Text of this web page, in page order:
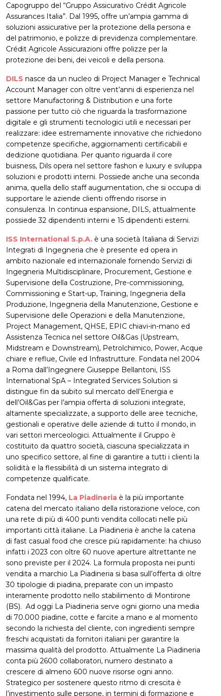
Capogruppo del “Gruppo Assicurativo Crédit Agricole
Assurances Italia”. Dal 1995, offre un’ampia gamma di
soluzioni assicurative per la protezione della persona e
del patrimonio, e polizze di previdenza complementare.
Crédit Agricole Assicurazioni offre polizze per la
protezione dei beni, dei veicoli e della persona.
DILS nasce da un nucleo di Project Manager e Technical
Account Manager con oltre vent’anni di esperienza nel
settore Manufactoring & Distribution e una forte
passione per tutto ciò che riguarda la trasformazione
digitale e gli strumenti tecnologici utili e necessari per
realizzare: idee estremamente innovative che richiedono
competenze specifiche, aggiornamenti certificabili e
dedizione quotidiana. Per quanto riguarda il core
buisness, Dils opera nel settore fashon e luxury e sviluppa
soluzioni e prodotti interni. Possiede anche una seconda
anima, quella dello staff augumentation, che si occupa di
supportare le aziende clienti offrendo risorse in
consulenza. In continua espansione, DILS, attualmente
possiede 32 dipendenti interni e 15 dipendenti esterni.
ISS International S.p.A. è una società Italiana di Servizi
Integrati di Ingegneria che è presente ed opera in
ambito nazionale ed internazionale fornendo Servizi di
Ingegneria Multidisciplinare, Procurement, Gestione e
Supervisione della Costruzione, Pre-commissioning,
Commissioning e Start-up, Training, Ingegneria della
Produzione, Ingegneria della Manutenzione, Gestione e
Supervisione delle Operazioni e della Manutenzione,
Project Management, QHSE, EPIC chiavi-in-mano ed
Assistenza Tecnica nel settore Oil&Gas (Upstream,
Midstream e Downstream), Petrolchimico, Power, Acque
chiare e reflue, Civile ed Infrastrutture. Fondata nel 2004
a Roma dall’Ingegnere Giuseppe Bellantoni, ISS
International SpA – Integrated Services Solution si
distingue fin da subito sul mercato dell’Energia e
dell’Oil&Gas per l’ampia offerta di soluzioni integrate,
altamente specializzate, a supporto delle aree tecniche,
gestionali e operative delle aziende di tutto il mondo, in
vari settori merceologici. Attualmente il Gruppo è
costituito da quattro società, ciascuna specializzata in
uno specifico settore, al fine di garantire a tutti i clienti la
solidità e la flessibilità di un sistema integrato di
competenze qualificate.
Fondata nel 1994, La Piadineria è la più importante
catena del mercato italiano della ristorazione veloce, con
una rete di più di 400 punti vendita collocati nelle più
importanti città italiane. La Piadineria è anche la catena
di fast casual food che cresce più rapidamente: ha chiuso
infatti i 2023 con oltre 60 nuove aperture altrettante ne
sono previste per il 2024. La formula proposta nei punti
vendita a marchio La Piadineria si basa sull’offerta di oltre
30 tipologie di piadina, preparate con un impasto
interamente prodotto nello stabilimento di Montirone
(BS). Ad oggi La Piadineria serve ogni giorno una media
di 70.000 piadine, cotte e farcite a mano e al momento
secondo la richiesta del cliente, con ingredienti sempre
freschi acquistati da fornitori italiani per garantire la
massima qualità del prodotto. Attualmente La Piadineria
conta più 2600 collaboratori, numero destinato a
crescere di almeno 600 nuove risorse ogni anno.
Strategico per sostenere questo ritmo di crescita è
l’investimento sulle persone, in termini di formazione e